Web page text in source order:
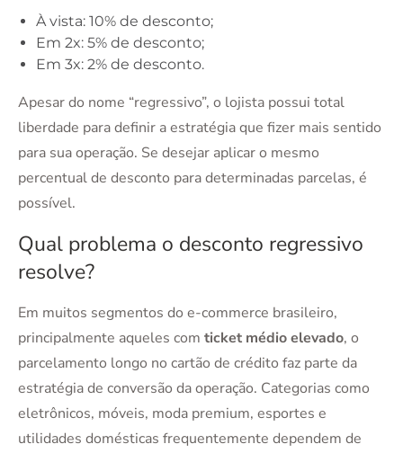
À vista: 10% de desconto;
Em 2x: 5% de desconto;
Em 3x: 2% de desconto.
Apesar do nome “regressivo”, o lojista possui total
liberdade para definir a estratégia que fizer mais sentido
para sua operação. Se desejar aplicar o mesmo
percentual de desconto para determinadas parcelas, é
possível.
Qual problema o desconto regressivo
resolve?
Em muitos segmentos do e-commerce brasileiro,
principalmente aqueles com ticket médio elevado, o
parcelamento longo no cartão de crédito faz parte da
estratégia de conversão da operação. Categorias como
eletrônicos, móveis, moda premium, esportes e
utilidades domésticas frequentemente dependem de